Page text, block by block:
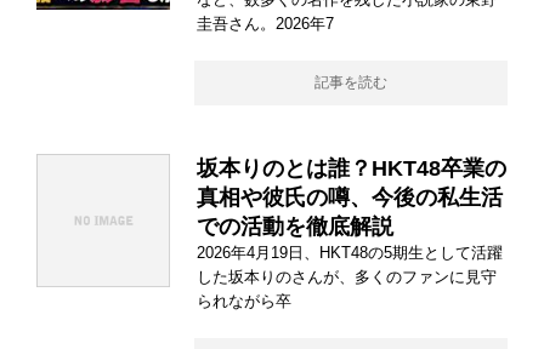
圭吾さん。2026年7
記事を読む
坂本りのとは誰？HKT48卒業の
真相や彼氏の噂、今後の私生活
での活動を徹底解説
2026年4月19日、HKT48の5期生として活躍
した坂本りのさんが、多くのファンに見守
られながら卒